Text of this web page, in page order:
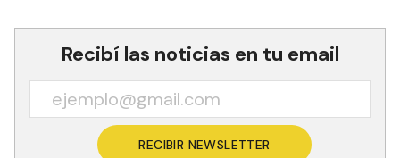
Recibí las noticias en tu email
RECIBIR NEWSLETTER